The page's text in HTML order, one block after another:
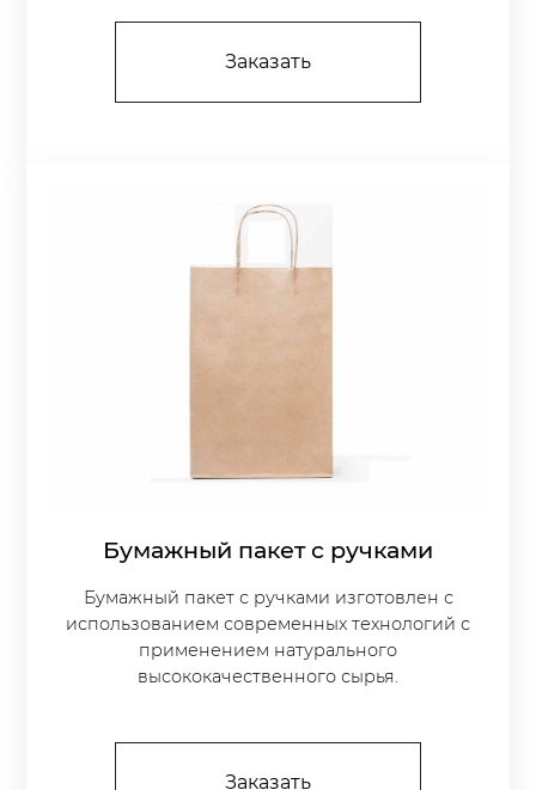
Заказать
Бумажный пакет с ручками
Бумажный пакет с ручками изготовлен с
использованием современных технологий с
применением натурального
высококачественного сырья.
Заказать